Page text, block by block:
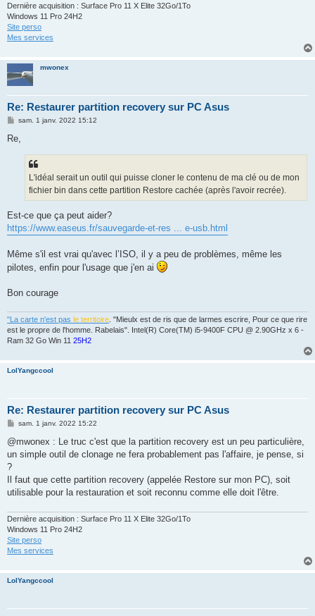
Dernière acquisition : Surface Pro 11 X Elite 32Go/1To
Windows 11 Pro 24H2
Site perso
Mes services
mwonex
Re: Restaurer partition recovery sur PC Asus
M
s
sam. 1 janv. 2022 15:12
Re,
L'idéal serait un outil qui puisse cloner le contenu de ma clé ou de mon
fichier bin dans cette partition Restore cachée (après l'avoir recrée).
Est-ce que ça peut aider?
https://www.easeus.fr/sauvegarde-et-res ... e-usb.html
Même s'il est vrai qu'avec l’ISO, il y a peu de problèmes, même les
pilotes, enfin pour l'usage que j'en ai
Bon courage
"La carte n'est pas le territoire . "Mieulx est de ris que de larmes escrire, Pour ce que rire
est le propre de l'homme. Rabelais". Intel(R) Core(TM) i5-9400F CPU @ 2.90GHz x 6 -
Ram 32 Go Win 11 25H2
LolYangccool
Re: Restaurer partition recovery sur PC Asus
M
s
a
sam. 1 janv. 2022 15:22
@mwonex : Le truc c'est que la partition recovery est un peu particulière,
un simple outil de clonage ne fera probablement pas l'affaire, je pense, si
?
Il faut que cette partition recovery (appelée Restore sur mon PC), soit
utilisable pour la restauration et soit reconnu comme elle doit l'être.
Dernière acquisition : Surface Pro 11 X Elite 32Go/1To
Windows 11 Pro 24H2
Site perso
Mes services
LolYangccool